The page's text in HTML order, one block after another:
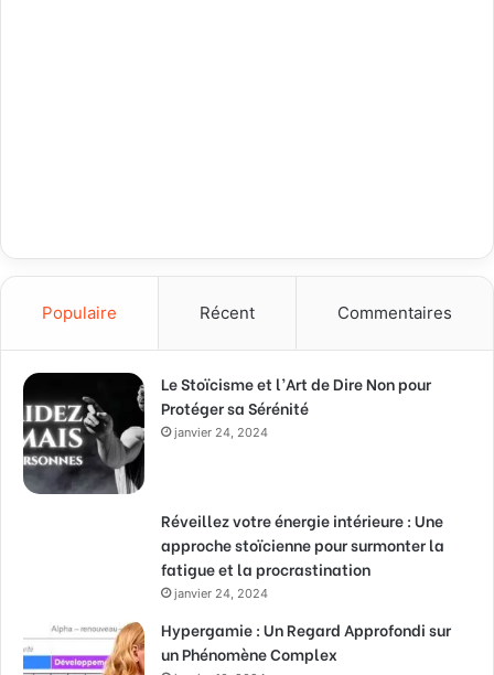
Populaire Récent Commentaires
Le Stoïcisme et l’Art de Dire Non pour
Protéger sa Sérénité
janvier 24, 2024
Réveillez votre énergie intérieure : Une
approche stoïcienne pour surmonter la
fatigue et la procrastination
janvier 24, 2024
Hypergamie : Un Regard Approfondi sur
un Phénomène Complex